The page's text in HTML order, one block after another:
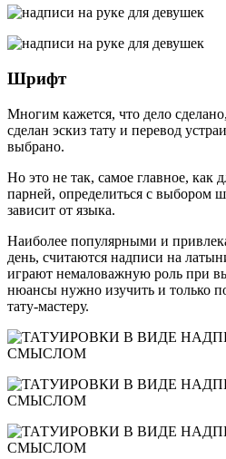
Шрифт
Многим кажется, что дело
сделан эскиз тату и перевод
выбрано.
Но это не так, самое главное, как
парней, определиться с выбором
зависит от языка.
Наиболее популярными и
день, считаются надписи на
играют немаловажную роль при
нюансы нужно изучить и только
тату-мастеру.